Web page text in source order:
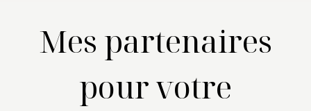
Mes partenaires
pour votre